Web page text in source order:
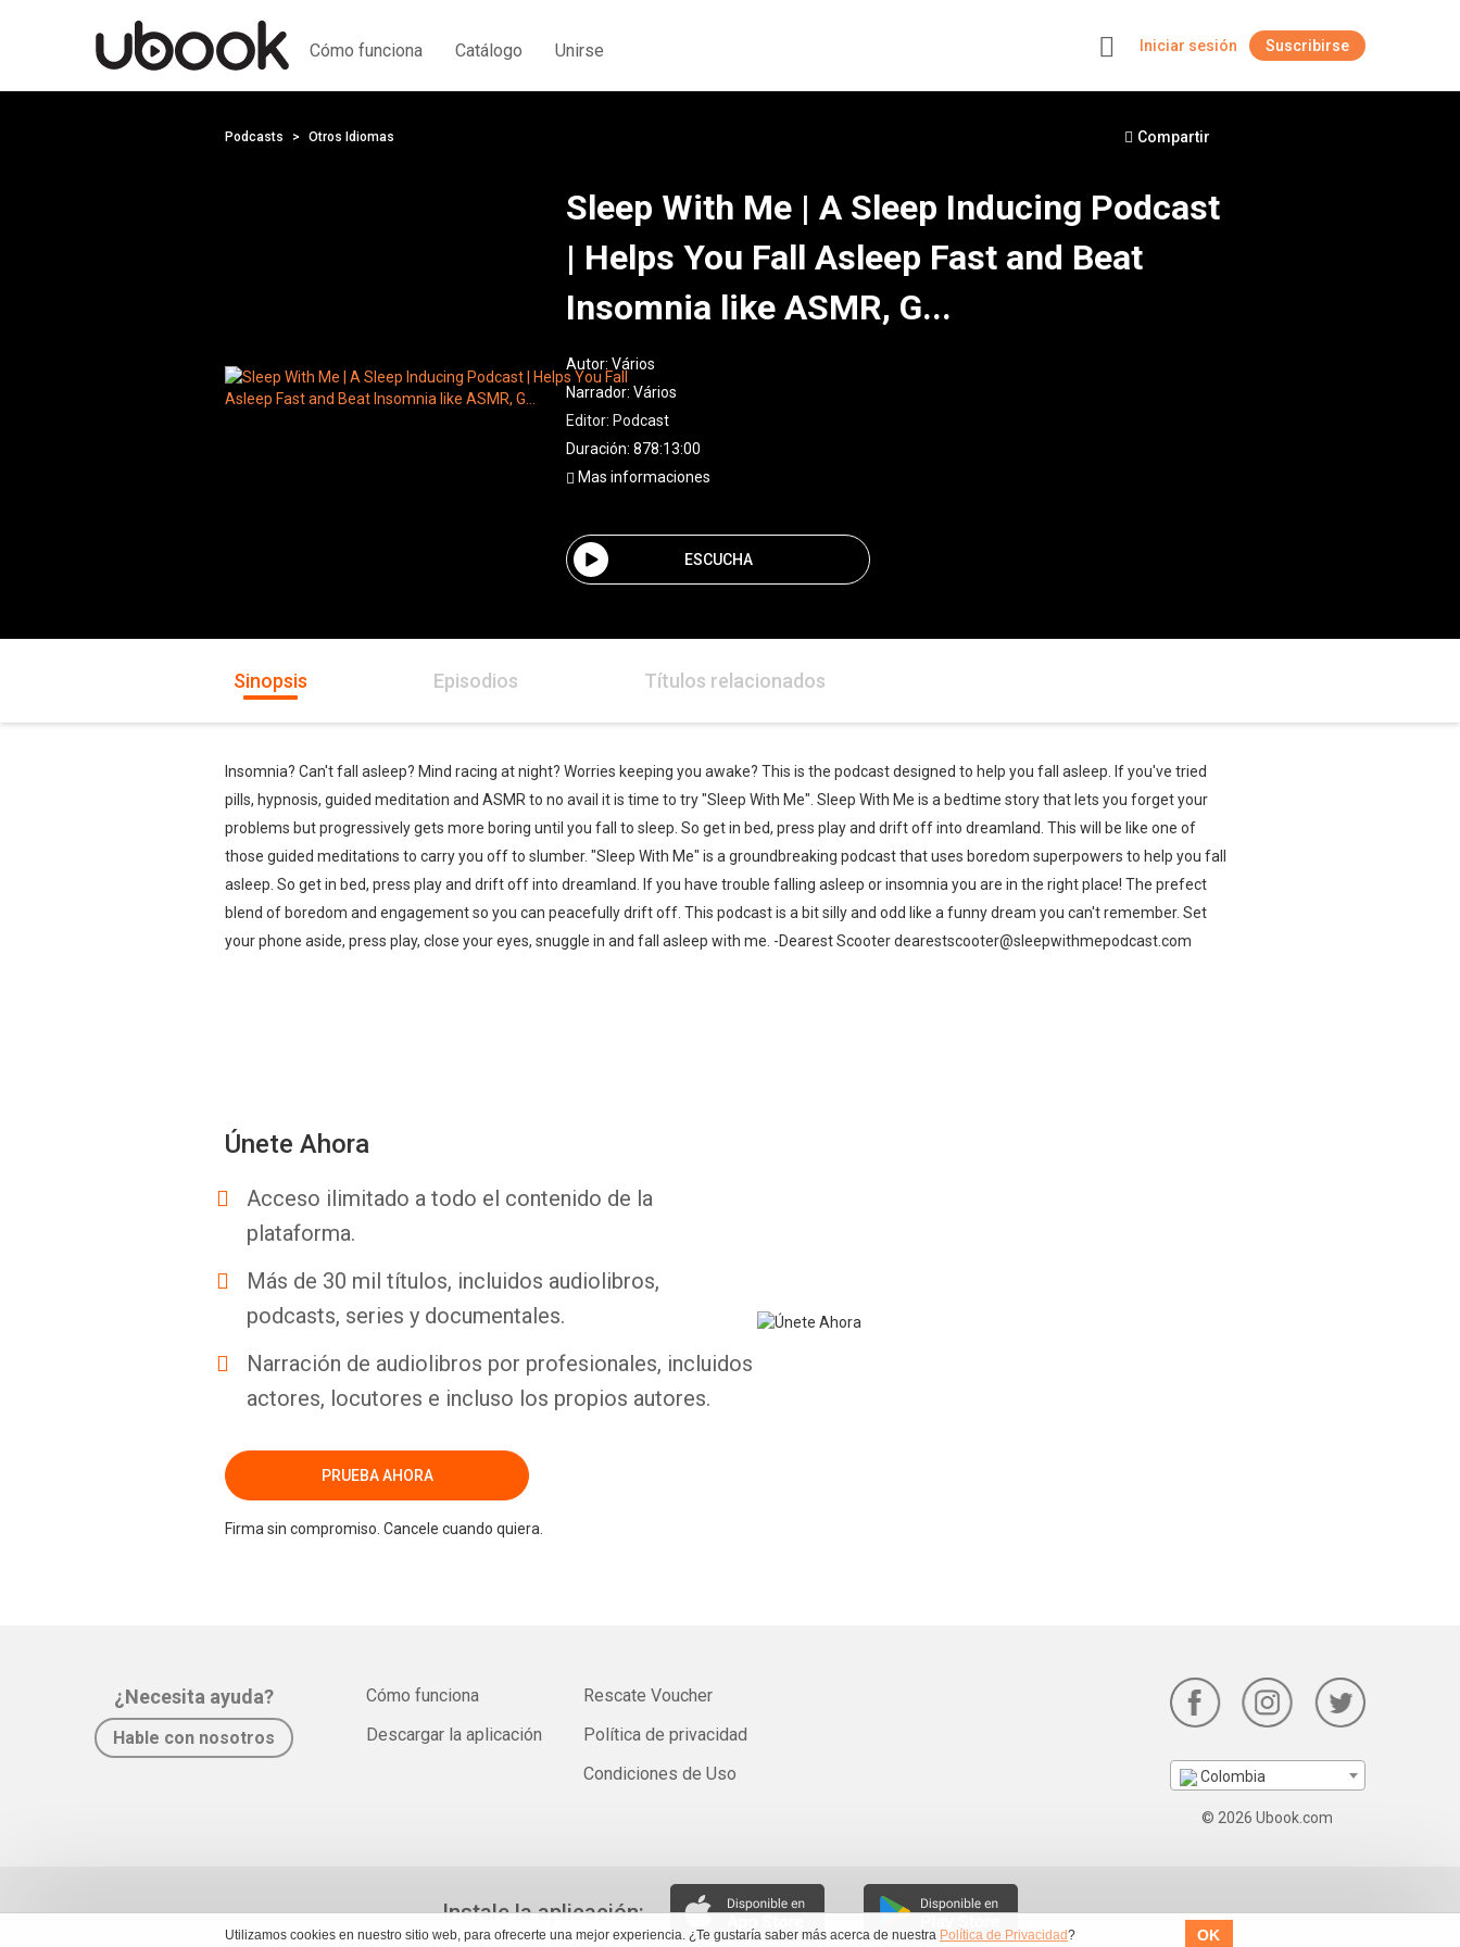
Utilizamos cookies en nuestro sitio web, para ofrecerte una mejor experiencia. ¿Te gustaría saber más acerca de nuestra Política de Privacidad? OK
Cómo funciona Catálogo Unirse Iniciar sesión Suscribirse
Podcasts Otros Idiomas Compartir
Sleep With Me | A Sleep Inducing Podcast
| Helps You Fall Asleep Fast and Beat
Insomnia like ASMR, G...
Autor: Vários
Narrador: Vários
Editor: Podcast
Duración: 878:13:00
Mas informaciones
ESCUCHA
Sinopsis Episodios Títulos relacionados
Insomnia? Can't fall asleep? Mind racing at night? Worries keeping you awake? This is the podcast designed to help you fall asleep. If you've tried
pills, hypnosis, guided meditation and ASMR to no avail it is time to try "Sleep With Me". Sleep With Me is a bedtime story that lets you forget your
problems but progressively gets more boring until you fall to sleep. So get in bed, press play and drift off into dreamland. This will be like one of
those guided meditations to carry you off to slumber. "Sleep With Me" is a groundbreaking podcast that uses boredom superpowers to help you fall
asleep. So get in bed, press play and drift off into dreamland. If you have trouble falling asleep or insomnia you are in the right place! The prefect
blend of boredom and engagement so you can peacefully drift off. This podcast is a bit silly and odd like a funny dream you can't remember. Set
your phone aside, press play, close your eyes, snuggle in and fall asleep with me. -Dearest Scooter dearestscooter@sleepwithmepodcast.com
Únete Ahora
Acceso ilimitado a todo el contenido de la
plataforma.
Más de 30 mil títulos, incluidos audiolibros,
podcasts, series y documentales.
Narración de audiolibros por profesionales, incluidos
actores, locutores e incluso los propios autores.
PRUEBA AHORA
Firma sin compromiso. Cancele cuando quiera.
¿Necesita ayuda?
Hable con nosotros
Cómo funciona
Descargar la aplicación
Rescate Voucher
Política de privacidad
Condiciones de Uso
Colombia
© 2026 Ubook.com
Instale la aplicación: